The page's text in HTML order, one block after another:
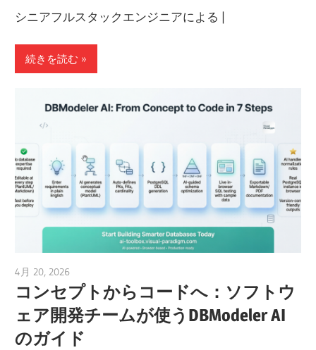
シニアフルスタックエンジニアによる |
続きを読む
4月 20, 2026
コンセプトからコードへ：ソフトウ
ェア開発チームが使うDBModeler AI
のガイド